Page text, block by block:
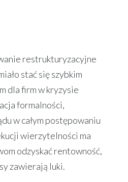
restrukturyzacyjne
stać się szybkim
dla firm w kryzysie
formalności,
w całym postępowaniu
wierzytelności ma
odzyskać rentowność,
zawierają luki.